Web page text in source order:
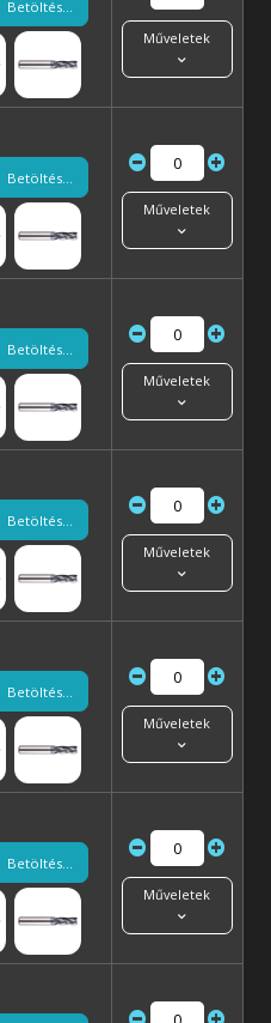
Betöltés...
Műveletek
Betöltés...
Műveletek
Betöltés...
Műveletek
Betöltés...
Műveletek
Betöltés...
Műveletek
Betöltés...
Műveletek